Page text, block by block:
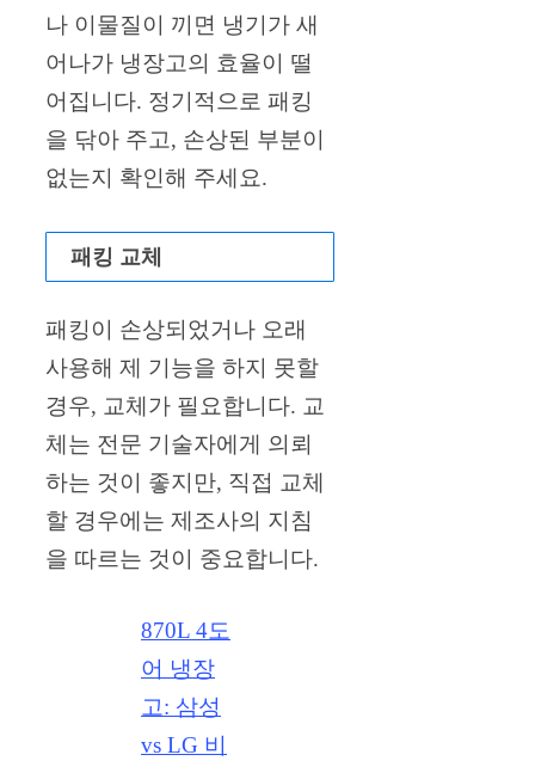
나 이물질이 끼면 냉기가 새
어나가 냉장고의 효율이 떨
어집니다. 정기적으로 패킹
을 닦아 주고, 손상된 부분이
없는지 확인해 주세요.
패킹 교체
패킹이 손상되었거나 오래
사용해 제 기능을 하지 못할
경우, 교체가 필요합니다. 교
체는 전문 기술자에게 의뢰
하는 것이 좋지만, 직접 교체
할 경우에는 제조사의 지침
을 따르는 것이 중요합니다.
870L 4도
어 냉장
고: 삼성
vs LG 비